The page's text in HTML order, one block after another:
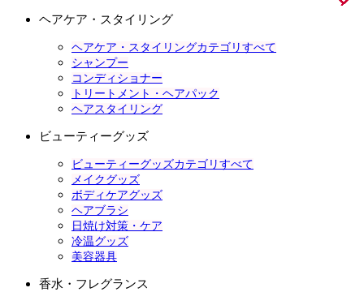
ヘアケア・スタイリング
ヘアケア・スタイリングカテゴリすべて
シャンプー
コンディショナー
トリートメント・ヘアパック
ヘアスタイリング
ビューティーグッズ
ビューティーグッズカテゴリすべて
メイクグッズ
ボディケアグッズ
ヘアブラシ
日焼け対策・ケア
冷温グッズ
美容器具
香水・フレグランス